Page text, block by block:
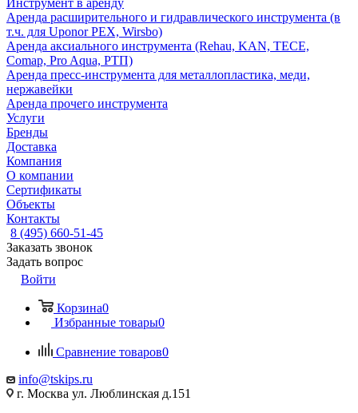
Инструмент в аренду
Аренда расширительного и гидравлического инструмента (в
т.ч. для Uponor PEX, Wirsbo)
Аренда аксиального инструмента (Rehau, KAN, TECE,
Comap, Pro Aqua, РТП)
Аренда пресс-инструмента для металлопластика, меди,
нержавейки
Аренда прочего инструмента
Услуги
Бренды
Доставка
Компания
О компании
Сертификаты
Объекты
Контакты
8 (495) 660-51-45
Заказать звонок
Задать вопрос
Войти
Корзина0
Избранные товары0
Сравнение товаров0
info@tskips.ru
г. Москва ул. Люблинская д.151